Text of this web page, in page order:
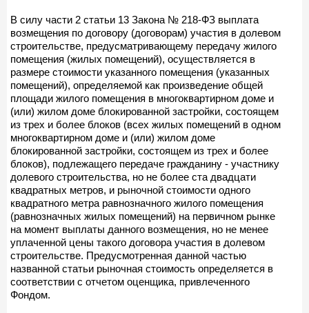
В силу части 2 статьи 13 Закона № 218-ФЗ выплата
возмещения по договору (договорам) участия в долевом
строительстве, предусматривающему передачу жилого
помещения (жилых помещений), осуществляется в
размере стоимости указанного помещения (указанных
помещений), определяемой как произведение общей
площади жилого помещения в многоквартирном доме и
(или) жилом доме блокированной застройки, состоящем
из трех и более блоков (всех жилых помещений в одном
многоквартирном доме и (или) жилом доме
блокированной застройки, состоящем из трех и более
блоков), подлежащего передаче гражданину - участнику
долевого строительства, но не более ста двадцати
квадратных метров, и рыночной стоимости одного
квадратного метра равнозначного жилого помещения
(равнозначных жилых помещений) на первичном рынке
на момент выплаты данного возмещения, но не менее
уплаченной цены такого договора участия в долевом
строительстве. Предусмотренная данной частью
названной статьи рыночная стоимость определяется в
соответствии с отчетом оценщика, привлеченного
Фондом.